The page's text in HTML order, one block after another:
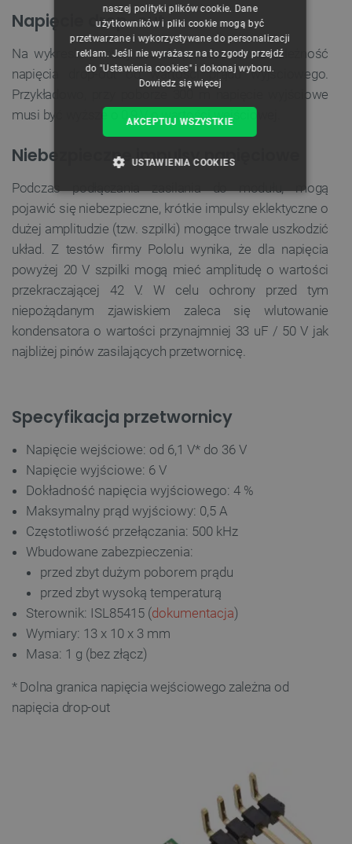
Napięcie drop-out
Na wykresie poniżej została przedstawiona zależność
napięcia drop-out od wartości prądu wyjściowego.
Przykładowo, przy poborze 300 m napięcie wyjściowe
musi być wyższe o 0,9 V o wartości wejściowej.
Niebezpieczne impulsy napięciowe
Podczas podłączania zasilania do modułu, mogą
pojawić się niebezpieczne, krótkie impulsy eklektyczne o
dużej amplitudzie (tzw. szpilki) mogące trwale uszkodzić
układ. Z testów firmy Pololu wynika, że dla napięcia
powyżej 20 V szpilki mogą mieć amplitudę o wartości
przekraczającej 42 V. W celu ochrony przed tym
niepożądanym zjawiskiem zaleca się wlutowanie
kondensatora o wartości przynajmniej 33 uF / 50 V jak
najbliżej pinów zasilających przetwornicę.
Specyfikacja przetwornicy
Napięcie wejściowe: od 6,1 V* do 36 V
Napięcie wyjściowe: 6 V
Dokładność napięcia wyjściowego: 4 %
Maksymalny prąd wyjściowy: 0,5 A
Częstotliwość przełączania: 500 kHz
Wbudowane zabezpieczenia:
przed zbyt dużym poborem prądu
przed zbyt wysoką temperaturą
Sterownik: ISL85415 (dokumentacja)
Wymiary: 13 x 10 x 3 mm
Masa: 1 g (bez złącz)
* Dolna granica napięcia wejściowego zależna od
napięcia drop-out
GERMAN
naszej polityki plików cookie. Dane
użytkowników i pliki cookie mogą być
przetwarzane i wykorzystywane do personalizacji
reklam. Jeśli nie wyrażasz na to zgody przejdź
do "Ustawienia cookies" i dokonaj wyboru.
Dowiedz się więcej
AKCEPTUJ WSZYSTKIE
USTAWIENIA COOKIES
TARGETOWANIE
FUNKCJONALNOŚĆ
Niezbędne Wydajność Targetowanie
podstawowych funkcji strony internetowej, takich
jak logowanie użytkownika i zarządzanie kontem.
prawidłowo korzystać ze strony internetowej.
Nazwa
PrestaShop-[abcdef0123456789]{32}
_lb